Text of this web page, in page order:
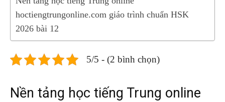
hoctiengtrungonline.com giáo trình chuẩn HSK
2026 bài 12
5/5 - (2 bình chọn)
Nền tảng học tiếng Trung online